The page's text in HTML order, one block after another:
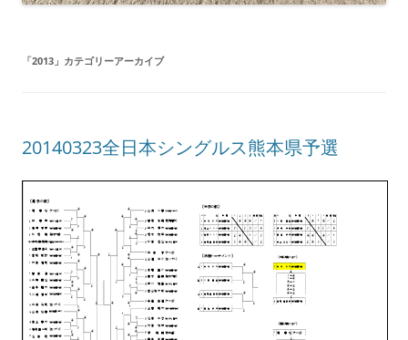
「2013 」カテゴリーアーカイブ
20140323全日本シングルス熊本県予選